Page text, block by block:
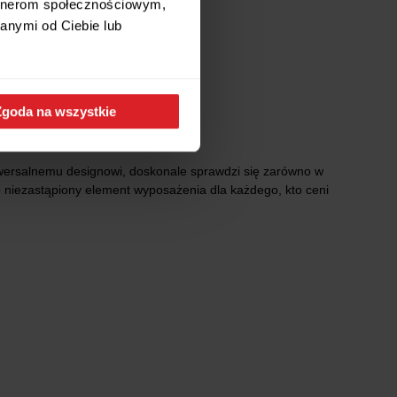
społecznościowym,
od Ciebie lub
na wszystkie
designowi, doskonale sprawdzi się zarówno w
element wyposażenia dla każdego, kto ceni